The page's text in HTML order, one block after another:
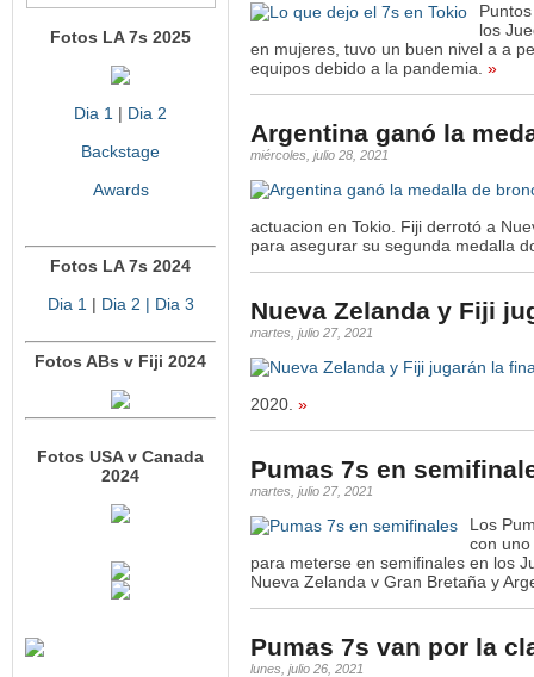
Fotos LA 7s 2025
Dia 1 | Dia 2
Backstage
Awards
Fotos LA 7s 2024
Dia 1 | Dia 2 | Dia 3
Fotos ABs v Fiji 2024
Fotos USA v Canada
2024
los
en mujeres, tuvo un buen nivel a a
equipos debido a la pandemia. »
Argentina ganó la
miércoles, julio 28, 2021
actuacion en Tokio. Fiji derrotó a
para asegurar su segunda medalla
Nueva Zelanda y Fiji
martes, julio 27, 2021
2020. »
Pumas 7s en
martes, julio 27, 2021
Los
con
para meterse en semifinales en los
Nueva Zelanda v Gran Bretaña y
Pumas 7s van por la
lunes, julio 26, 2021